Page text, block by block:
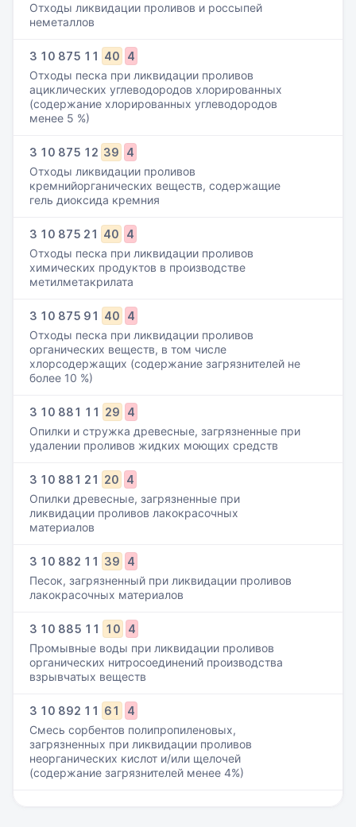
Отходы ликвидации проливов и россыпей
неметаллов
3 10 875 11 40
4
Отходы песка при ликвидации проливов
ациклических углеводородов хлорированных
(содержание хлорированных углеводородов
менее 5 %)
3 10 875 12 39
4
Отходы ликвидации проливов
кремнийорганических веществ, содержащие
гель диоксида кремния
3 10 875 21 40
4
Отходы песка при ликвидации проливов
химических продуктов в производстве
метилметакрилата
3 10 875 91 40
4
Отходы песка при ликвидации проливов
органических веществ, в том числе
хлорсодержащих (содержание загрязнителей не
более 10 %)
3 10 881 11 29
4
Опилки и стружка древесные, загрязненные при
удалении проливов жидких моющих средств
3 10 881 21 20
4
Опилки древесные, загрязненные при
ликвидации проливов лакокрасочных
материалов
3 10 882 11 39
4
Песок, загрязненный при ликвидации проливов
лакокрасочных материалов
3 10 885 11 10
4
Промывные воды при ликвидации проливов
органических нитросоединений производства
взрывчатых веществ
3 10 892 11 61
4
Смесь сорбентов полипропиленовых,
загрязненных при ликвидации проливов
неорганических кислот и/или щелочей
(содержание загрязнителей менее 4%)